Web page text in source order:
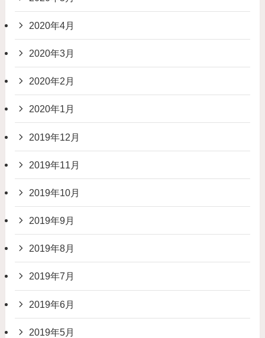
2020年4月
2020年3月
2020年2月
2020年1月
2019年12月
2019年11月
2019年10月
2019年9月
2019年8月
2019年7月
2019年6月
2019年5月